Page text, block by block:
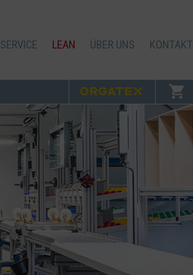
SERVICE LEAN ÜBER UNS KONTAKT